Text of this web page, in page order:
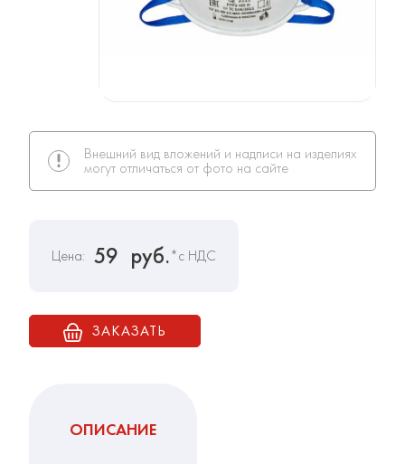
Внешний вид вложений и надписи на изделиях
могут отличаться от фото на сайте
Цена: 59 руб.*с НДС
ЗАКАЗАТЬ
ОПИСАНИЕ